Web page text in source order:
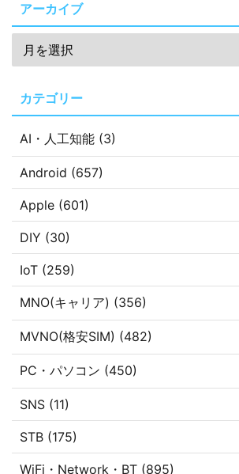
アーカイブ
カテゴリー
AI・人工知能 (3)
Android (657)
Apple (601)
DIY (30)
IoT (259)
MNO(キャリア) (356)
MVNO(格安SIM) (482)
PC・パソコン (450)
SNS (11)
STB (175)
WiFi・Network・BT (895)